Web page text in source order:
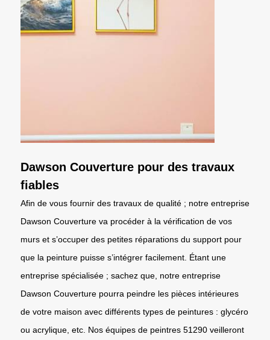
Dawson Couverture pour des travaux
fiables
Afin de vous fournir des travaux de qualité ; notre entreprise
Dawson Couverture va procéder à la vérification de vos
murs et s’occuper des petites réparations du support pour
que la peinture puisse s’intégrer facilement. Étant une
entreprise spécialisée ; sachez que, notre entreprise
Dawson Couverture pourra peindre les pièces intérieures
de votre maison avec différents types de peintures : glycéro
ou acrylique, etc. Nos équipes de peintres 51290 veilleront